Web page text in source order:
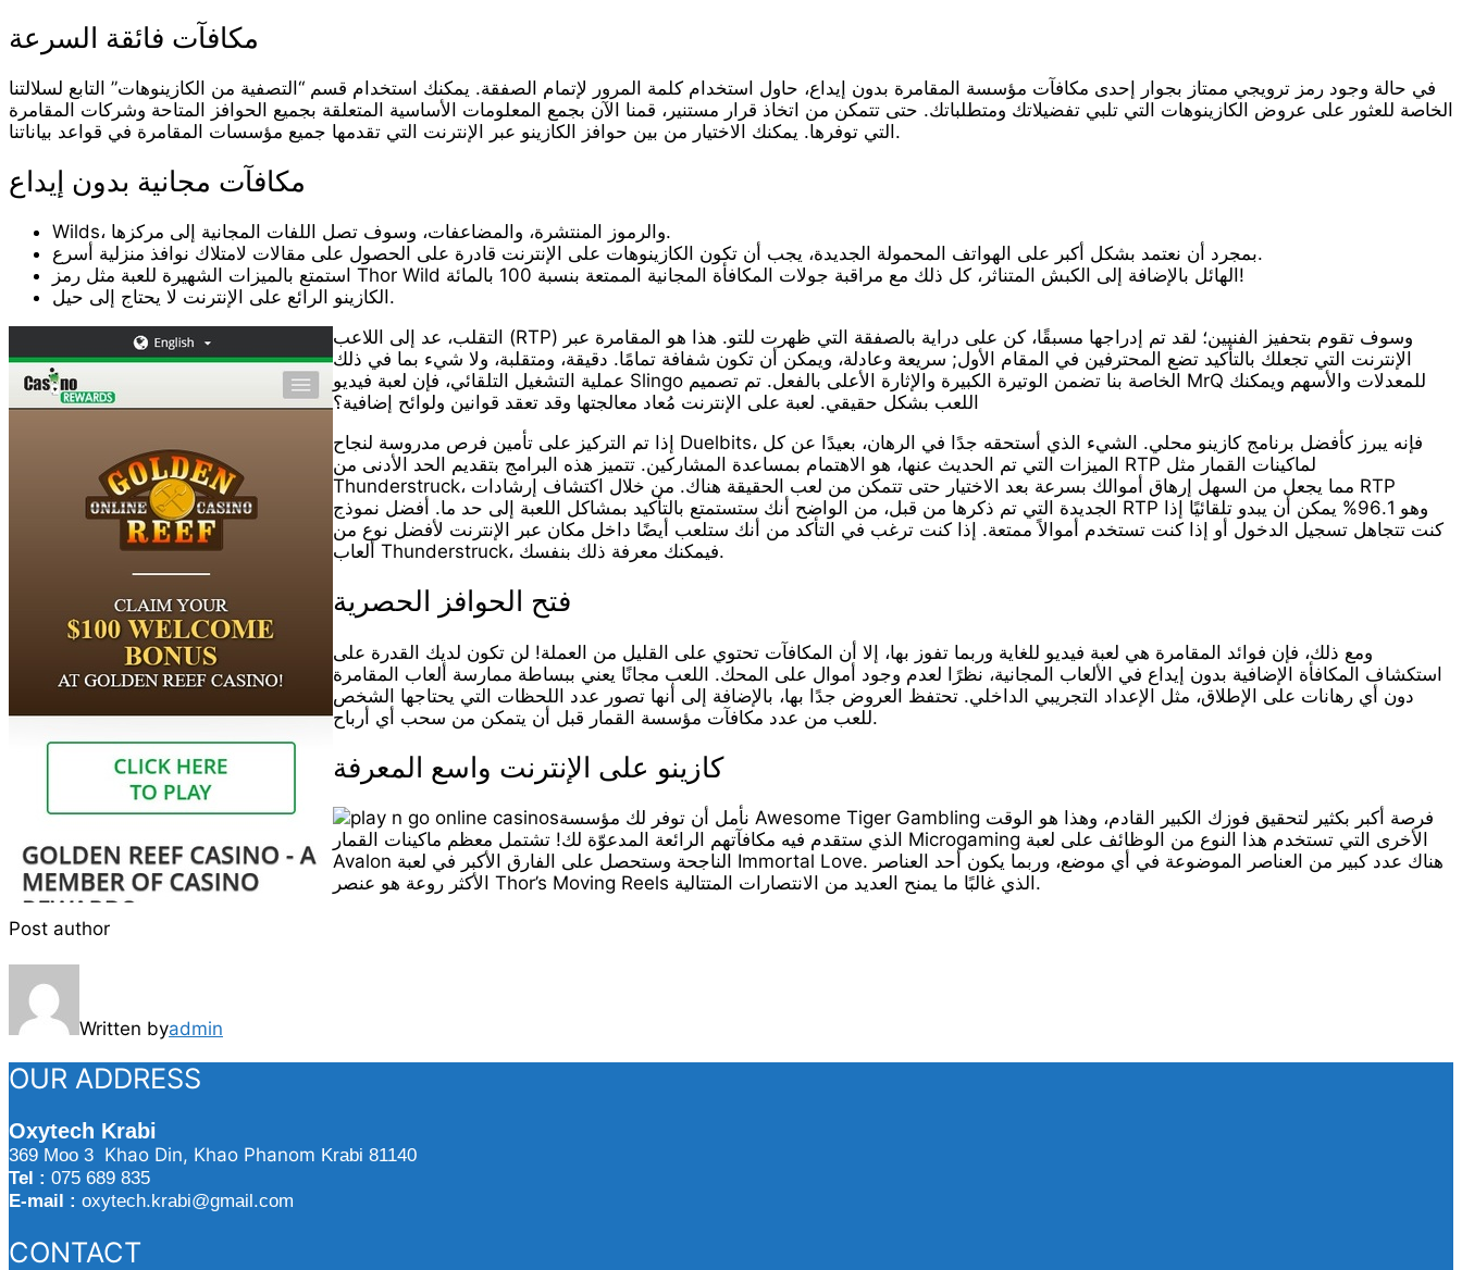
مكافآت فائقة السرعة
في حالة وجود رمز ترويجي ممتاز بجوار إحدى مكافآت مؤسسة المقامرة بدون إيداع، حاول استخدام كلمة المرور لإتمام الصفقة. يمكنك استخدام قسم “التصفية من الكازينوهات” التابع لسلالتنا
الخاصة للعثور على عروض الكازينوهات التي تلبي تفضيلاتك ومتطلباتك. حتى تتمكن من اتخاذ قرار مستنير، قمنا الآن بجمع المعلومات الأساسية المتعلقة بجميع الحوافز المتاحة وشركات المقامرة
التي توفرها. يمكنك الاختيار من بين حوافز الكازينو عبر الإنترنت التي تقدمها جميع مؤسسات المقامرة في قواعد بياناتنا.
مكافآت مجانية بدون إيداع
Wilds، والرموز المنتشرة، والمضاعفات، وسوف تصل اللفات المجانية إلى مركزها.
بمجرد أن نعتمد بشكل أكبر على الهواتف المحمولة الجديدة، يجب أن تكون الكازينوهات على الإنترنت قادرة على الحصول على مقالات لامتلاك نوافذ منزلية أسرع.
استمتع بالميزات الشهيرة للعبة مثل رمز Thor Wild الهائل بالإضافة إلى الكبش المتناثر، كل ذلك مع مراقبة جولات المكافأة المجانية الممتعة بنسبة 100 بالمائة!
الكازينو الرائع على الإنترنت لا يحتاج إلى حيل.
التقلب، عد إلى اللاعب (RTP) وسوف تقوم بتحفيز الفنيين؛ لقد تم إدراجها مسبقًا، كن على دراية بالصفقة التي ظهرت للتو. هذا هو المقامرة عبر
الإنترنت التي تجعلك بالتأكيد تضع المحترفين في المقام الأول; سريعة وعادلة، ويمكن أن تكون شفافة تمامًا. دقيقة، ومتقلبة، ولا شيء بما في ذلك
عملية التشغيل التلقائي، فإن لعبة فيديو Slingo الخاصة بنا تضمن الوتيرة الكبيرة والإثارة الأعلى بالفعل. تم تصميم MrQ للمعدلات والأسهم ويمكنك
اللعب بشكل حقيقي. لعبة على الإنترنت مُعاد معالجتها وقد تعقد قوانين ولوائح إضافية؟
إذا تم التركيز على تأمين فرص مدروسة لنجاح Duelbits، فإنه يبرز كأفضل برنامج كازينو محلي. الشيء الذي أستحقه جدًا في الرهان، بعيدًا عن كل
الميزات التي تم الحديث عنها، هو الاهتمام بمساعدة المشاركين. تتميز هذه البرامج بتقديم الحد الأدنى من RTP لماكينات القمار مثل
Thunderstruck، مما يجعل من السهل إرهاق أموالك بسرعة بعد الاختيار حتى تتمكن من لعب الحقيقة هناك. من خلال اكتشاف إرشادات RTP
الجديدة التي تم ذكرها من قبل، من الواضح أنك ستستمتع بالتأكيد بمشاكل اللعبة إلى حد ما. أفضل نموذج RTP وهو 96.1% يمكن أن يبدو تلقائيًا إذا
كنت تتجاهل تسجيل الدخول أو إذا كنت تستخدم أموالاً ممتعة. إذا كنت ترغب في التأكد من أنك ستلعب أيضًا داخل مكان عبر الإنترنت لأفضل نوع من
ألعاب Thunderstruck، فيمكنك معرفة ذلك بنفسك.
فتح الحوافز الحصرية
ومع ذلك، فإن فوائد المقامرة هي لعبة فيديو للغاية وربما تفوز بها، إلا أن المكافآت تحتوي على القليل من العملة! لن تكون لديك القدرة على
استكشاف المكافأة الإضافية بدون إيداع في الألعاب المجانية، نظرًا لعدم وجود أموال على المحك. اللعب مجانًا يعني ببساطة ممارسة ألعاب المقامرة
دون أي رهانات على الإطلاق، مثل الإعداد التجريبي الداخلي. تحتفظ العروض جدًا بها، بالإضافة إلى أنها تصور عدد اللحظات التي يحتاجها الشخص
للعب من عدد مكافآت مؤسسة القمار قبل أن يتمكن من سحب أي أرباح.
كازينو على الإنترنت واسع المعرفة
نأمل أن توفر لك مؤسسة Awesome Tiger Gambling فرصة أكبر بكثير لتحقيق فوزك الكبير القادم، وهذا هو الوقت
الذي ستقدم فيه مكافآتهم الرائعة المدعوّة لك! تشتمل معظم ماكينات القمار Microgaming الأخرى التي تستخدم هذا النوع من الوظائف على لعبة
Avalon الناجحة وستحصل على الفارق الأكبر في لعبة Immortal Love. هناك عدد كبير من العناصر الموضوعة في أي موضع، وربما يكون أحد العناصر
الأكثر روعة هو عنصر Thor’s Moving Reels الذي غالبًا ما يمنح العديد من الانتصارات المتتالية.
Post author
Written byadmin
OUR ADDRESS
Oxytech Krabi
369 Moo 3 Khao Din, Khao Phanom Krabi 81140
Tel : 075 689 835
E-mail : oxytech.krabi@gmail.com
CONTACT